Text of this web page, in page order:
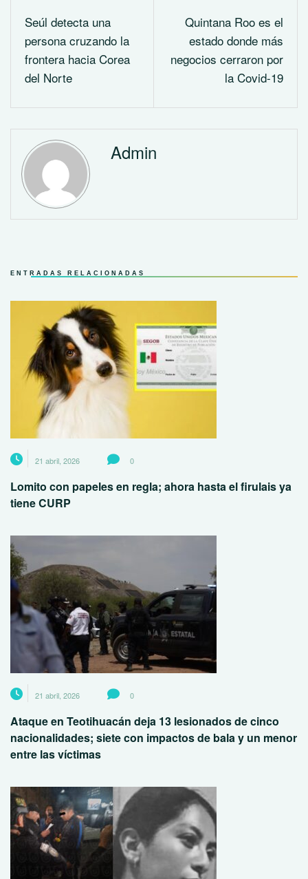
Seúl detecta una
persona cruzando la
frontera hacia Corea
del Norte
Quintana Roo es el
estado donde más
negocios cerraron por
la Covid-19
Admin
ENTRADAS RELACIONADAS
21 abril, 2026 0
Lomito con papeles en regla; ahora hasta el firulais ya
tiene CURP
21 abril, 2026 0
Ataque en Teotihuacán deja 13 lesionados de cinco
nacionalidades; siete con impactos de bala y un menor
entre las víctimas